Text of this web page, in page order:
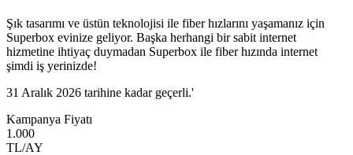
​​​Şık tasarımı ve üstün teknolojisi ile fiber hızlarını yaşamanız için
Superbox evinize geliyor. Başka herhangi bir sabit internet
hizmetine ihtiyaç duymadan Superbox ile fiber hızında internet
şimdi iş yerinizde!​​
31 Aralık 2026 tarihine kadar geçerli.'
Kampanya Fiyatı
1.000
TL/AY